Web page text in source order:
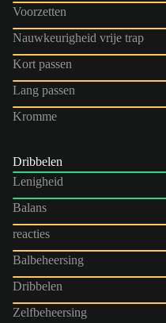
Voorzetten
Nauwkeurigheid vrije trap
Kort passen
Lang passen
Kromme
Dribbelen
Lenigheid
Balans
reacties
Balbeheersing
Dribbelen
Zelfbeheersing